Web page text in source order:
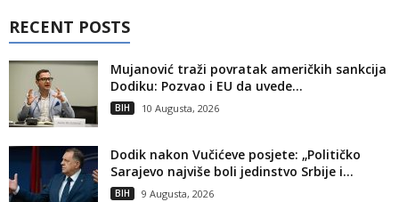
RECENT POSTS
Mujanović traži povratak američkih sankcija
Dodiku: Pozvao i EU da uvede...
BIH 10 Augusta, 2026
Dodik nakon Vučićeve posjete: „Političko
Sarajevo najviše boli jedinstvo Srbije i...
BIH 9 Augusta, 2026